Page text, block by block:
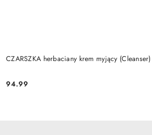
CZARSZKA herbaciany krem myjący
Cena:
94.99